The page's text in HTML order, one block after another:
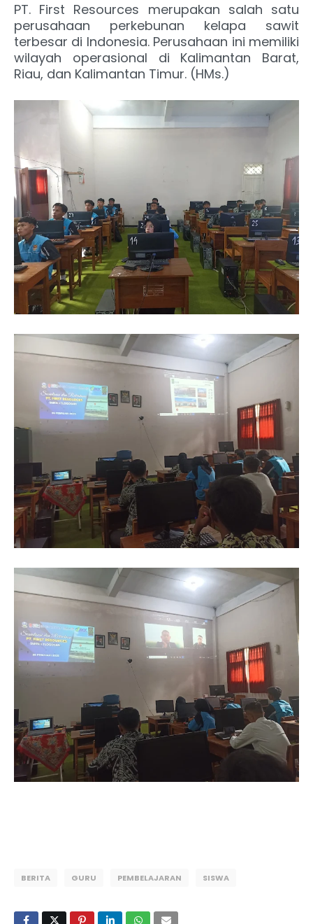
PT. First Resources merupakan salah satu
perusahaan perkebunan kelapa sawit
terbesar di Indonesia. Perusahaan ini memiliki
wilayah operasional di Kalimantan Barat,
Riau, dan Kalimantan Timur. (HMs.)
BERITA GURU PEMBELAJARAN SISWA